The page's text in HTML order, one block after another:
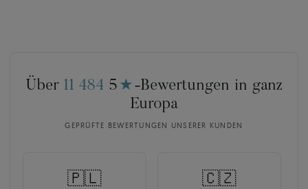
Über 11 484 5 ★ -Bewertungen in ganz
Europa
GEPRÜFTE BEWERTUNGEN UNSERER KUNDEN
🇵🇱 🇨🇿